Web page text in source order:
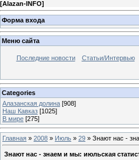
[Alazan-INFO]
Форма входа
Меню сайта
Последние новости Статьи/Интервью
Categories
Алазанская долина [908]
Наш Кавказ [1025]
В мире [275]
Главная » 2008 » Июль » 29 » Знают нас -
Знают нас - знаем и мы: июльская